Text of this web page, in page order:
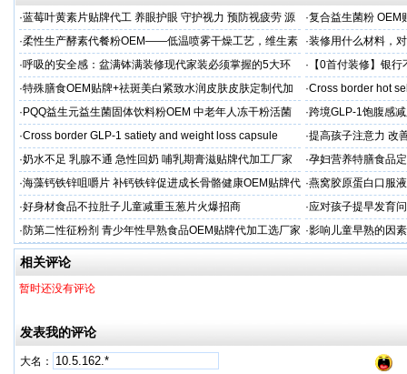
·蓝莓叶黄素片贴牌代工 养眼护眼 守护视力 预防视疲劳 源
头直供
·复合益生菌粉 OEM
业制造商
·柔性生产酵素代餐粉OEM——低温喷雾干燥工艺，维生素
C保留率≥95%
·装修用什么材料，
·呼吸的安全感：盆满钵满装修现代家装必须掌握的5大环
保准则
· 【0首付装修】银
贷，月供少还30%！
·特殊膳食OEM贴牌+祛斑美白紧致水润皮肤皮肤定制代加
工厂家
·Cross border hot
· PQQ益生元益生菌固体饮料粉OEM 中老年人冻干粉活菌
粉贴牌代加工
·跨境GLP-1饱腹感
·Cross border GLP-1 satiety and weight loss capsule ·提高孩子注意力 改
·奶水不足 乳腺不通 急性回奶 哺乳期膏滋贴牌代加工厂家 ·孕妇营养特膳食品
工厂
·海藻钙铁锌咀嚼片 补钙铁锌促进成长骨骼健康OEM贴牌代
加工
·燕窝胶原蛋白口服
牌
·好身材食品不拉肚子儿童减重玉葱片火爆招商 ·应对孩子提早发育
答案
·防第二性征粉剂 青少年性早熟食品OEM贴牌代加工选厂家 ·影响儿童早熟的因
代工厂
相关评论
暂时还没有评论
发表我的评论
大名：